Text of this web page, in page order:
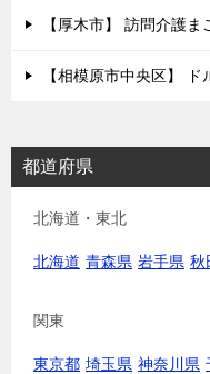
【厚木市】 訪問介護ま
【相模原市中央区】
都道府県
北海道・東北
北海道 青森県 岩手県 秋
関東
東京都 埼玉県 神奈川県